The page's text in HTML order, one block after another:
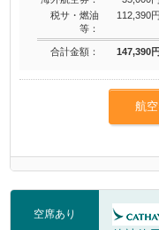
税サ・燃油
等：
112,390円
合計金額： 147,390円
航
空席あり